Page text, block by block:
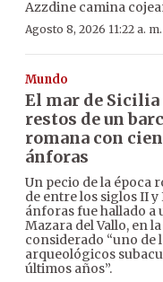
Azzdine camina
Agosto 8, 2026 11:22 a. m.
Mundo
El mar de Sicilia
restos de un
romana con
ánforas
Un pecio de la época
de entre los siglos II y
ánforas fue hallado a
Mazara del Vallo, en
considerado “uno de
arqueológicos
últimos años”.